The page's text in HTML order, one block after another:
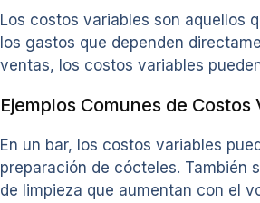
Los costos variables son aquellos
los gastos que dependen
ventas, los costos variables
Ejemplos Comunes de Costos
En un bar, los costos variables
preparación de cócteles. También
de limpieza que aumentan con el